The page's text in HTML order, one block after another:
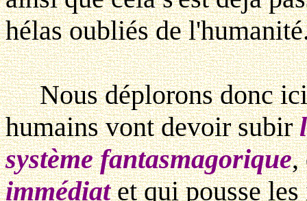
hélas oubliés de
Nous déplorons donc ici
humains vont devoir subir
système fantasmagorique,
immédiatet qui pousse